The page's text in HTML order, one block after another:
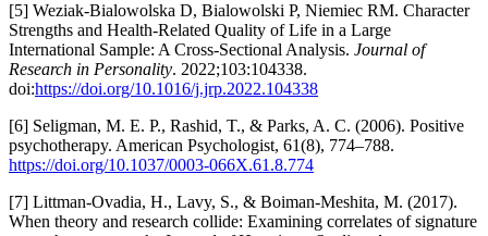
[5] Weziak-Bialowolska D, Bialowolski P, Niemiec RM. Character
Strengths and Health-Related Quality of Life in a Large
International Sample: A Cross-Sectional Analysis. Journal of
Research in Personality. 2022;103:104338.
doi:https://doi.org/10.1016/j.jrp.2022.104338
[6] Seligman, M. E. P., Rashid, T., & Parks, A. C. (2006). Positive
psychotherapy. American Psychologist, 61(8), 774–788.
https://doi.org/10.1037/0003-066X.61.8.774
[7] Littman-Ovadia, H., Lavy, S., & Boiman-Meshita, M. (2017).
When theory and research collide: Examining correlates of signature